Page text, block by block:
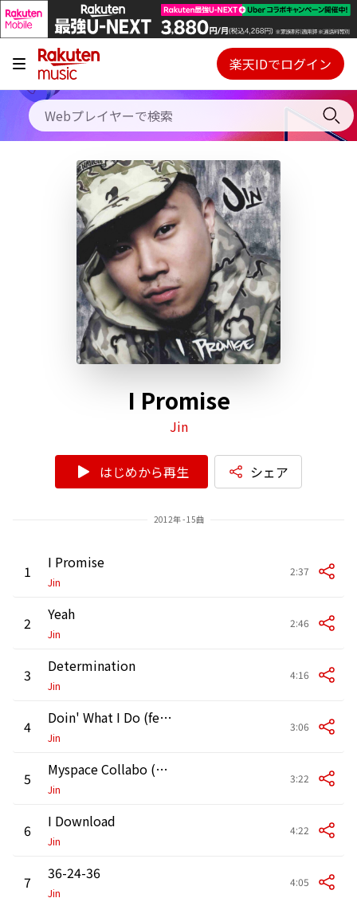
キャンペーン
料金プラン
使い方
初回30日間無料お試し
Webプレイヤー
ご契約内容の確認・変更
楽天IDでログイン
I Promise
Jin
はじめから再生 シェア
2012年 - 15曲
1 I Promise
Jin
2:37
2 Yeah
Jin
2:46
3 Determination
Jin
4:16
4 Doin' What I Do (feat.Dina Rae)
Jin
3:06
5 Myspace Collabo (Skit)
Jin
3:22
6 I Download
Jin
4:22
7 36-24-36
Jin
4:05